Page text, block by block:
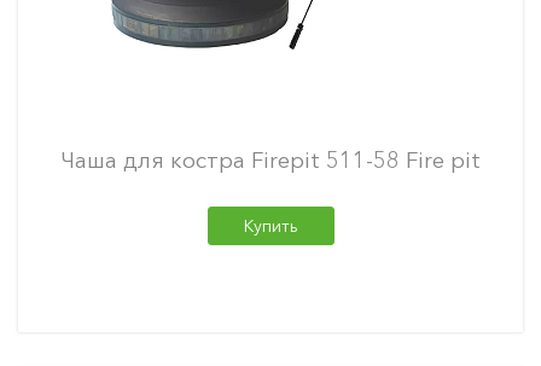
Чаша для костра Firepit 511-58 Fire pit
Купить